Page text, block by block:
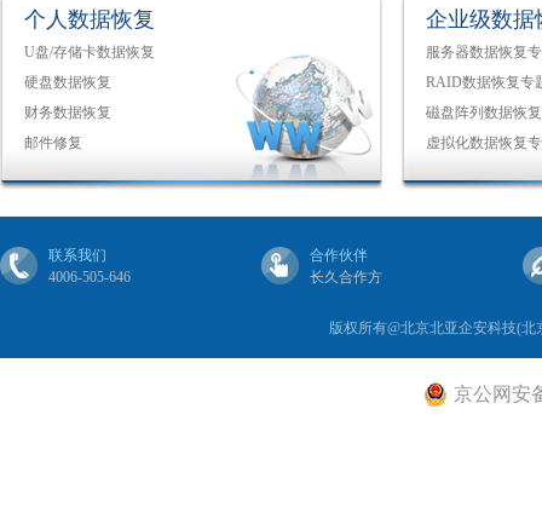
个人数据恢复
U盘/存储卡数据恢复
硬盘数据恢复
财务数据恢复
邮件修复
企业级数据
服务器数据恢复
RAID数据恢复专
磁盘阵列数据恢
虚拟化数据恢复
联系我们
4006-505-646
合作伙伴
长久合作方
版权所有@北京北亚企安科技(北
京公网安